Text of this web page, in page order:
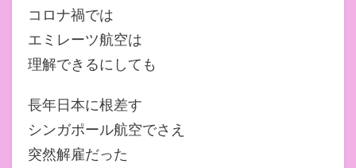
コロナ禍では
エミレーツ航空は
理解できるにしても
長年日本に根差す
シンガポール航空でさえ
突然解雇だった